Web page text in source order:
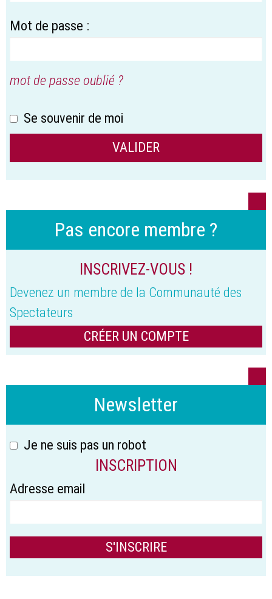
Mot de passe :
mot de passe oublié ?
Se souvenir de moi
Pas encore membre ?
INSCRIVEZ-VOUS !
Devenez un membre de la Communauté des
Spectateurs
CRÉER UN COMPTE
Newsletter
Je ne suis pas un robot
INSCRIPTION
Adresse email